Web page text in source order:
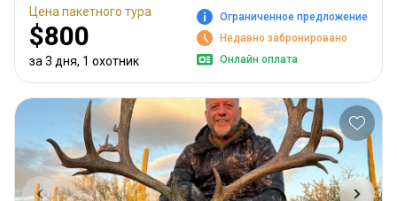
Цена пакетного тура
$800
за 3 дня, 1 охотник
Ограниченное предложение
Недавно забронировано
Онлайн оплата